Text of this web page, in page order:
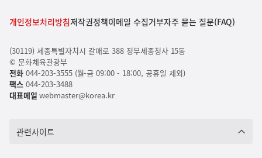
개인정보처리방침저작권정책이메일 수집거부자주 묻는 질문(FAQ)
(30119) 세종특별자치시 갈매로 388 정부세종청사 15동
© 문화체육관광부
전화044-203-3555 (월-금 09:00 - 18:00, 공휴일 제외)
팩스044-203-3488
대표메일 webmaster@korea.kr
관련사이트